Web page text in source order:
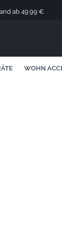
ab 49.99 €
WOHN